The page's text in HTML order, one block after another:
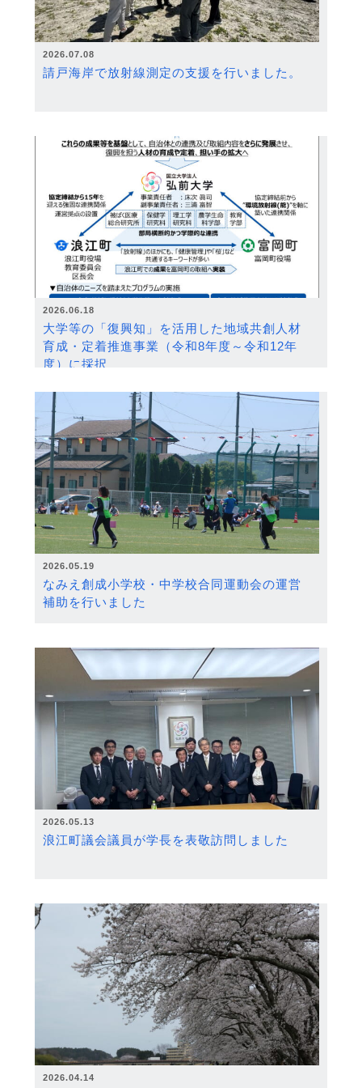
2026.07.08
請戸海岸で放射線測定の支援を行いました。
2026.06.18
大学等の「復興知」を活用した地域共創人材
育成・定着推進事業（令和8年度～令和12年
度）に採択
2026.05.19
なみえ創成小学校・中学校合同運動会の運営
補助を行いました
2026.05.13
浪江町議会議員が学長を表敬訪問しました
2026.04.14